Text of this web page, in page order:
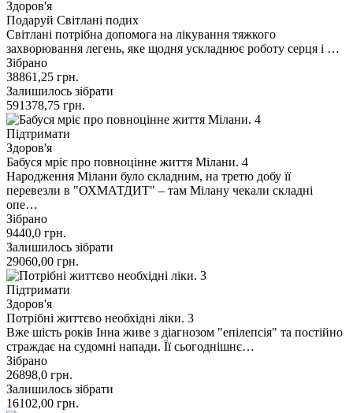
Здоров'я
Подаруй Світлані подих
Світлані потрібна допомога на лікування тяжкого
захворювання легень, яке щодня ускладнює роботу серця і …
Зібрано
38861,25 грн.
Залишилось зібрати
591378,75 грн.
Підтримати
Здоров'я
Бабуся мріє про повноцінне життя Мілани. 4
Народження Мілани було складним, на третю добу її
перевезли в "ОХМАТДИТ" – там Мілану чекали складні
опе…
Зібрано
9440,0 грн.
Залишилось зібрати
29060,00 грн.
Підтримати
Здоров'я
Потрібні життєво необхідні ліки. 3
Вже шість років Інна живе з діагнозом "епілепсія" та постійно
страждає на судомні напади. Її сьогоднішнє…
Зібрано
26898,0 грн.
Залишилось зібрати
16102,00 грн.